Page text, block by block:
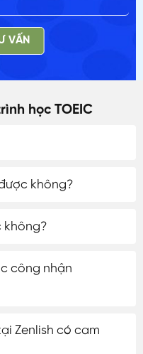
VẤN
học TOEIC
không?
không?
công nhận
Zenlish có cam